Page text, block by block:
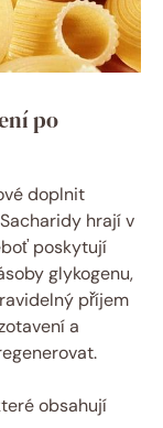
po
doplnit
hrají v
poskytují
glykogenu,
příjem
a
obsahují